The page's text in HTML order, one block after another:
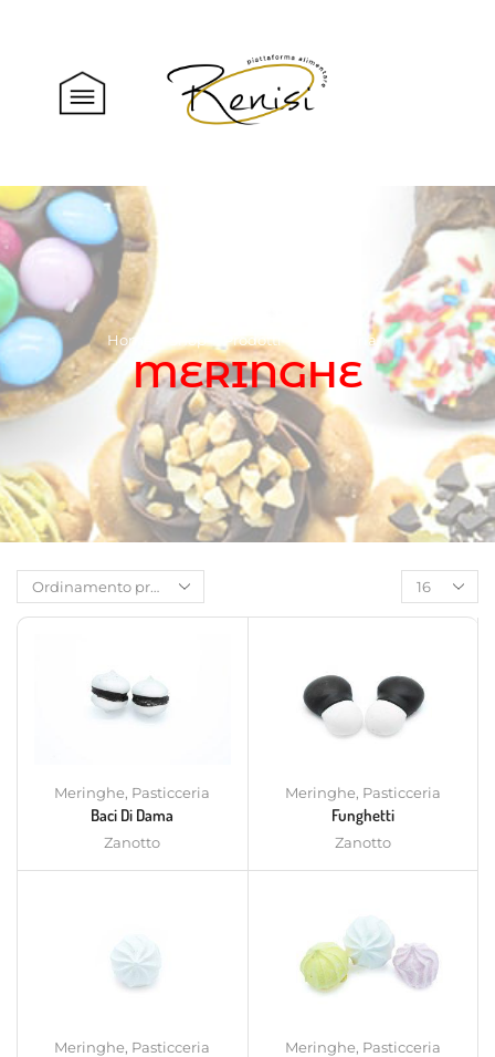
Home Shop Prodotti Pasticceria
MERINGHE
Meringhe, Pasticceria
Baci Di Dama
Zanotto
Meringhe, Pasticceria
Funghetti
Zanotto
Meringhe, Pasticceria Meringhe, Pasticceria